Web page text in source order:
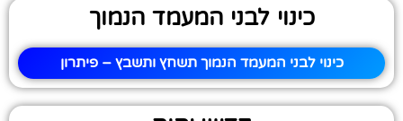
כינוי לבני המעמד הנמוך
כינוי לבני המעמד הנמוך תשחץ ותשבץ – פיתרון